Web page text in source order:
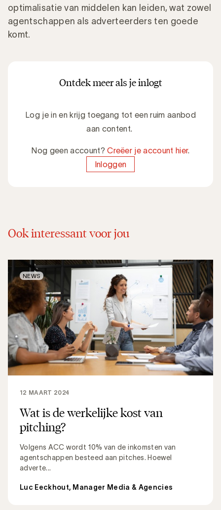
optimalisatie van middelen kan leiden, wat zowel
agentschappen als adverteerders ten goede
komt.
Ontdek meer als je inlogt
Log je in en krijg toegang tot een ruim aanbod
aan content.
Nog geen account?Creëer je account hier.
Inloggen
Ook interessant voor jou
Wat is de werkelijke kost van
pitching?
Volgens ACC wordt 10% van de inkomsten van
agentschappen besteed aan pitches. Hoewel
adverte...
12 MAART 2024
Luc Eeckhout, Manager Media & Agencies
NEWS